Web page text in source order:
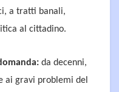
a tratti banali,
al cittadino.
da decenni,
ai gravi problemi del